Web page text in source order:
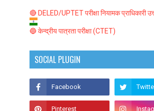
🔴 DELED/UPTET परीक्षा नियामक प्राधिकारी
🔵 केन्द्रीय पात्रता परीक्षा (CTET)
SOCIAL PLUGIN